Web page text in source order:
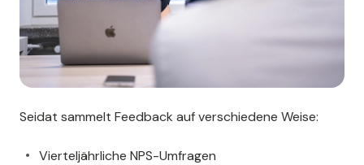
Seidat sammelt Feedback auf verschiedene Weise:
Vierteljährliche NPS-Umfragen